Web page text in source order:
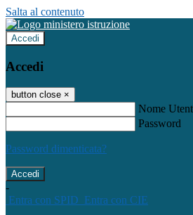
Salta al contenuto
Accedi
Accedi
button close ×
Nome
Password
Password dimenticata?
-
Entra con SPID Entra con CIE